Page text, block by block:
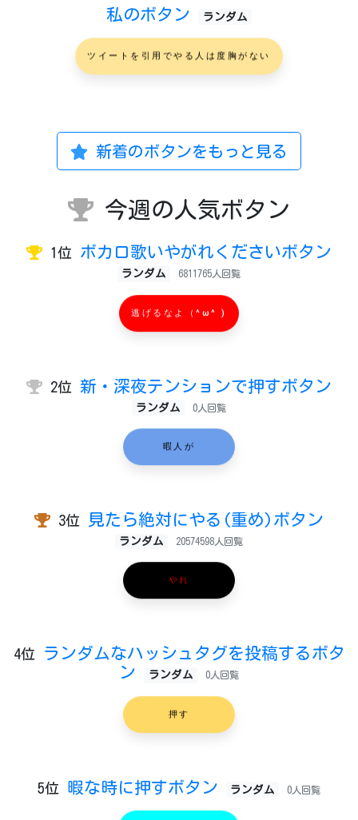
私のボタン ランダム
ツイートを引用でやる人は度胸がない
新着のボタンをもっと見る
今週の人気ボタン
1位 ボカロ歌いやがれくださいボタン
ランダム 6811765人回覧
逃げるなよ（^ω^ )
2位 新・深夜テンションで押すボタン
ランダム 0人回覧
暇人が
3位 見たら絶対にやる(重め)ボタン
ランダム 20574598人回覧
やれ
4位
ランダムなハッシュタグを投稿するボタ
ン
ランダム 0人回覧
押す
5位 暇な時に押すボタン ランダム 0人回覧